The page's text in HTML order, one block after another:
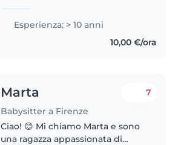
sitter: ho tanta, tanta esperienza,
sono la terza di 4 figli, e da
Esperienza: > 10 anni
10,00 €/ora
Marta
Babysitter a Firenze
7
Ciao! 😊 Mi chiamo Marta e sono
una ragazza appassionata di